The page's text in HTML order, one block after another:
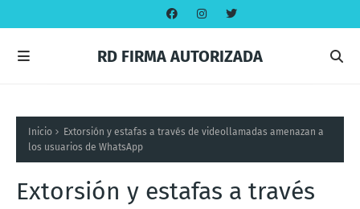
RD FIRMA AUTORIZADA
Inicio
Extorsión y estafas a través de videollamadas amenazan a
los usuarios de WhatsApp
Extorsión y estafas a través